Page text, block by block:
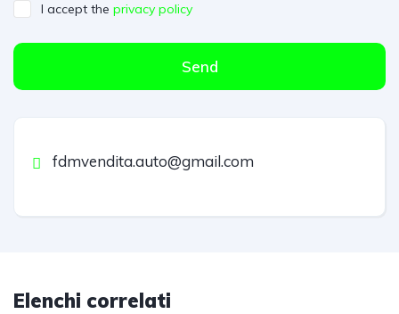
I accept the privacy policy
Send
fdmvendita.auto@gmail.com
Elenchi correlati